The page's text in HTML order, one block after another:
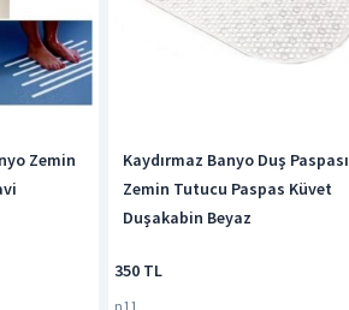
Zemin
Kaydırmaz Banyo Duş Paspası
Zemin Tutucu Paspas Küvet
Duşakabin Beyaz
350 TL
n11